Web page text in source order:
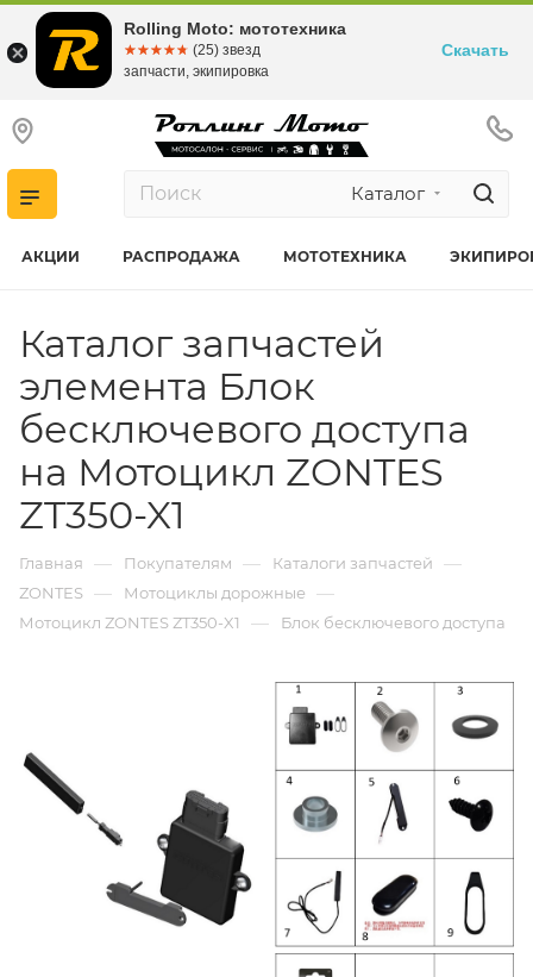
Каталог
АКЦИИ РАСПРОДАЖА МОТОТЕХНИКА
Каталог запчастей
элемента Блок
бесключевого доступа
на Мотоцикл ZONTES
ZT350-X1
Главная — Покупателям — Каталоги запчастей —
ZONTES — Мотоциклы дорожные —
Мотоцикл ZONTES ZT350-X1 — Блок бесключевого доступа
Rolling Moto: мототехника
☆☆☆☆☆
★★★★★ (25) звезд
запчасти, экипировка
Скачать